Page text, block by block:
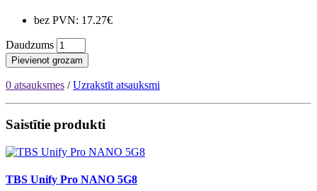
bez PVN: 17.27€
Daudzums
Pievienot grozam
0 atsauksmes /Uzrakstīt atsauksmi
Saistītie produkti
TBS Unify Pro NANO 5G8